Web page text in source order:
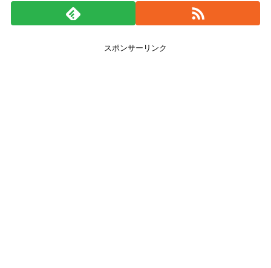
スポンサーリンク